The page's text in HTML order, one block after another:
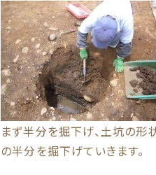
まず半分を掘下げ、土坑の形
の半分を掘下げていきます。